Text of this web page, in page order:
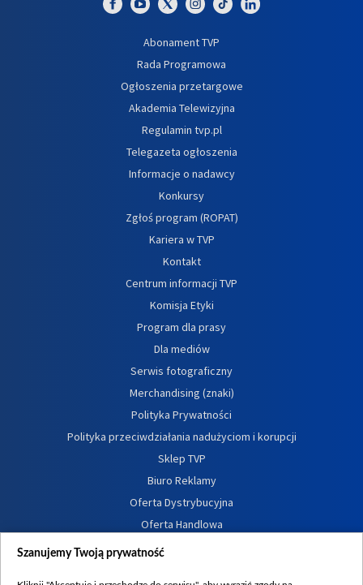
Abonament TVP
Rada Programowa
Ogłoszenia przetargowe
Akademia Telewizyjna
Regulamin tvp.pl
Telegazeta ogłoszenia
Informacje o nadawcy
Konkursy
Zgłoś program (ROPAT)
Kariera w TVP
Kontakt
Centrum informacji TVP
Komisja Etyki
Program dla prasy
Dla mediów
Serwis fotograficzny
Merchandising (znaki)
Polityka Prywatności
Polityka przeciwdziałania nadużyciom i korupcji
Sklep TVP
Biuro Reklamy
Oferta Dystrybucyjna
Oferta Handlowa
Dostępność
Szanujemy Twoją prywatność